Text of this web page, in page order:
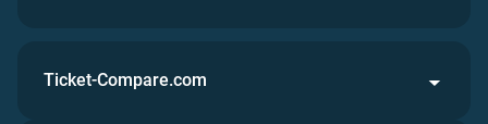
Ticket-Compare.com